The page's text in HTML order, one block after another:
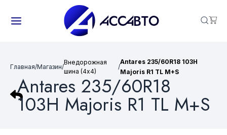
Главная/Магазин/
Внедорожная
шина (4х4)
/
Antares 235/60R18 103H
Majoris R1 TL M+S
Antares 235/60R18
103H Majoris R1 TL M+S